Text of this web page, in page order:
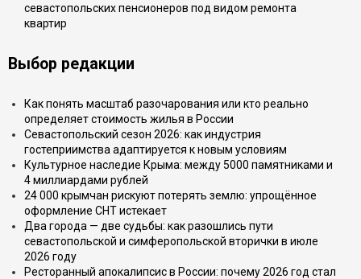
севастопольских пенсионеров под видом ремонта
квартир
Выбор редакции
Как понять масштаб разочарования или кто реально
определяет стоимость жилья в России
Севастопольский сезон 2026: как индустрия
гостеприимства адаптируется к новым условиям
Культурное наследие Крыма: между 5000 памятниками и
4 миллиардами рублей
24 000 крымчан рискуют потерять землю: упрощённое
оформление СНТ истекает
Два города — две судьбы: как разошлись пути
севастопольской и симферопольской вторички в июле
2026 году
Ресторанный апокалипсис в России: почему 2026 год стал